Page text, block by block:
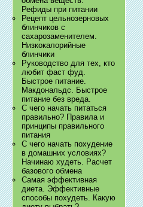
Рефиды при питании
Рецепт цельнозерновых
блинчиков с
сахарозаменителем.
Низкокалорийные
блинчики
Руководство для тех, кто
любит фаст фуд.
Быстрое питание.
Макдональдс. Быстрое
питание без вреда.
С чего начать питаться
правильно? Правила и
принципы правильного
питания
С чего начать похудение
в домашних условиях?
Начинаю худеть. Расчет
базового обмена
Самая эффективная
диета. Эффективные
способы похудеть. Какую